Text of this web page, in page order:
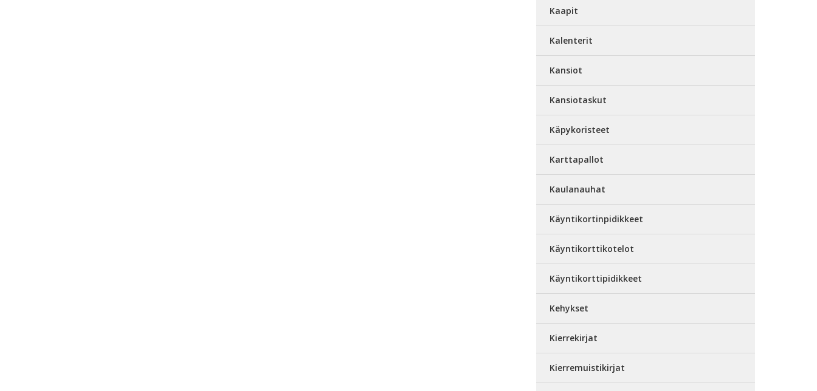
Kaapit
Kalenterit
Kansiot
Kansiotaskut
Käpykoristeet
Karttapallot
Kaulanauhat
Käyntikortinpidikkeet
Käyntikorttikotelot
Käyntikorttipidikkeet
Kehykset
Kierrekirjat
Kierremuistikirjat